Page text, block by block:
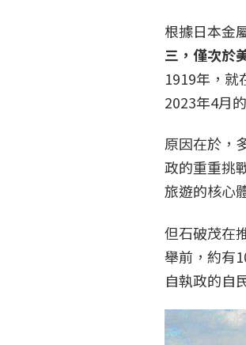
根據日本金
三，僅次於
1919年，就
2023年4月
原因在於，
政的重重挑
旅遊的核心
但石破茂在
舉前，約有
自執政的自